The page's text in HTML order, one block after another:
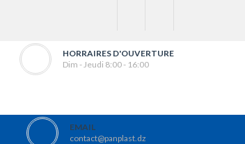
HORRAIRES D'OUVERTURE
Dim - Jeudi 8:00 - 16:00
EMAIL
contact@panplast.dz